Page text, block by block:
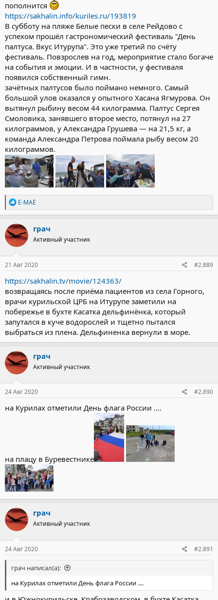
пополнится
https://sakhalin.info/kuriles.ru/193819
В субботу на пляже Белые пески в селе Рейдово с
успехом прошёл гастрономический фестиваль "День
палтуса. Вкус Итурупа". Это уже третий по счёту
фестиваль. Повзрослев на год, мероприятие стало богаче
на события и эмоции. И в частности, у фестиваля
появился собственный гимн.
зачётных палтусов было поймано немного. Самый
большой улов оказался у опытного Хасана Ягмурова. Он
вытянул рыбину весом 44 килограмма. Палтус Сергея
Смоловика, занявшего второе место, потянул на 27
килограммов, у Александра Грушева — на 21,5 кг, а
команда Александра Петрова поймала рыбу весом 20
килограммов.
Р
е
а
к
ц
и
и
:
Ё-МАЁ
грач
Активный участник
21 Авг 2020 #2.889
https://sakhalin.tv/movie/124363/
возвращаясь после приёма пациентов из села Горного,
врачи курильской ЦРБ на Итурупе заметили на
побережье в бухте Касатка дельфинёнка, который
запутался в куче водорослей и тщетно пытался
выбраться из плена. Дельфиненка вернули в море.
грач
Активный участник
24 Авг 2020 #2.890
на Курилах отметили День флага России ....
на плацу в Буревестнике
грач
Активный участник
24 Авг 2020 #2.891
грач написал(а):
на Курилах отметили День флага России ....